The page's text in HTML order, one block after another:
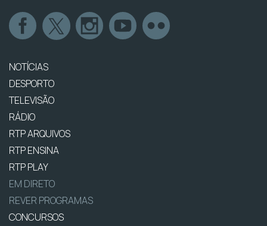
NOTÍCIAS
DESPORTO
TELEVISÃO
RÁDIO
RTP ARQUIVOS
RTP ENSINA
RTP PLAY
EM DIRETO
REVER PROGRAMAS
CONCURSOS